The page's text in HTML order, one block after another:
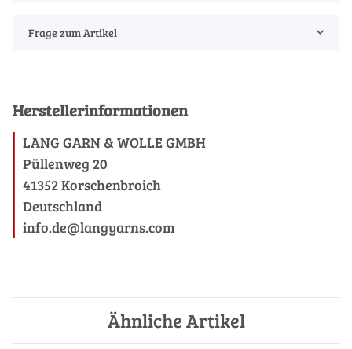
Frage zum Artikel
Herstellerinformationen
LANG GARN & WOLLE GMBH
Püllenweg 20
41352 Korschenbroich
Deutschland
info.de@langyarns.com
Ähnliche Artikel